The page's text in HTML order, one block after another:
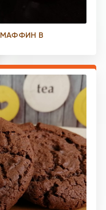
МАФФИН В